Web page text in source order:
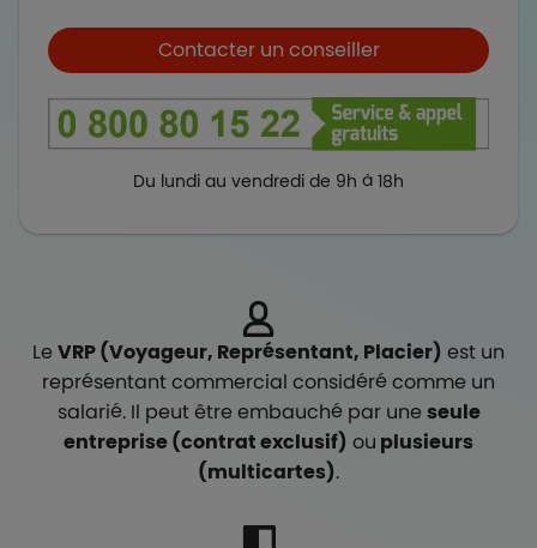
Boutons et liensContacter un conseiller
Du lundi au vendredi de 9h à 18h
LeVRP (Voyageur, Représentant, Placier) est un
représentant commercial considéré comme un
salarié. Il peut être embauché par uneseule
entreprise (contrat exclusif) ou plusieurs
(multicartes).